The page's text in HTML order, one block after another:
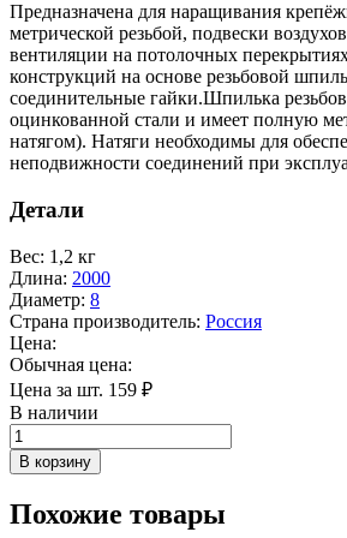
Предназначена для наращивания
метрической резьбой, подвески
вентиляции на потолочных
конструкций на основе резьбовой
соединительные гайки.Шпилька
оцинкованной стали и имеет полную
натягом). Натяги необходимы для
неподвижности соединений при
Детали
Вес: 1,2 кг
Длина: 2000
Диаметр: 8
Страна производитель: Россия
Цена:
Обычная цена:
Цена за шт. 159 ₽
В наличии
Количество
товара
Штанга
М
В корзину
Похожие товары